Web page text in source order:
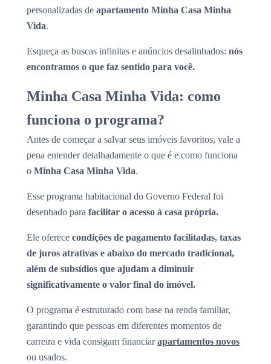
personalizadas de apartamento Minha Casa Minha
Vida.
Esqueça as buscas infinitas e anúncios desalinhados: nós
encontramos o que faz sentido para você.
Minha Casa Minha Vida: como
funciona o programa?
Antes de começar a salvar seus imóveis favoritos, vale a
pena entender detalhadamente o que é e como funciona
o Minha Casa Minha Vida.
Esse programa habitacional do Governo Federal foi
desenhado para facilitar o acesso à casa própria.
Ele oferece condições de pagamento facilitadas, taxas
de juros atrativas e abaixo do mercado tradicional,
além de subsídios que ajudam a diminuir
significativamente o valor final do imóvel.
O programa é estruturado com base na renda familiar,
garantindo que pessoas em diferentes momentos de
carreira e vida consigam financiarapartamentos novos
ou usados.